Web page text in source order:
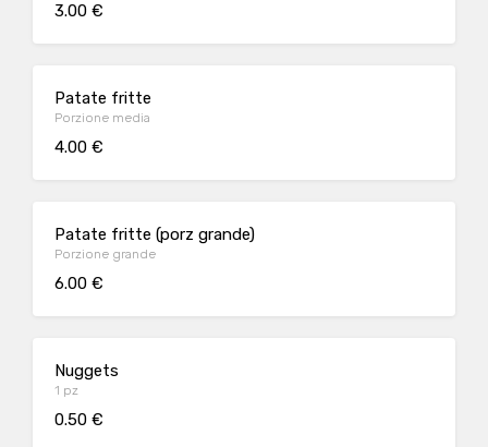
3.00 €
Patate fritte
Porzione media
4.00 €
Patate fritte (porz grande)
Porzione grande
6.00 €
Nuggets
1 pz
0.50 €